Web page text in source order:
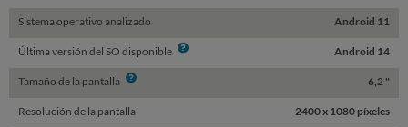
Sistema operativo analizado Android 11
Última versión del SO disponible Info Android 14
Tamaño de la pantalla Info 6,2 "
Resolución de la pantalla 2400 x 1080 píxeles